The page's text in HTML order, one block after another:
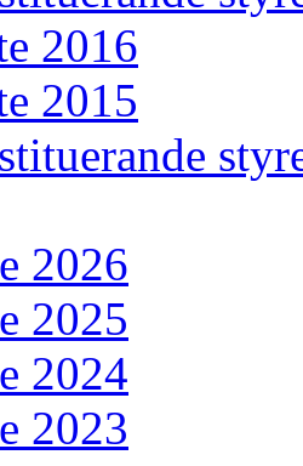
2016
2015
2026
2025
2024
2023